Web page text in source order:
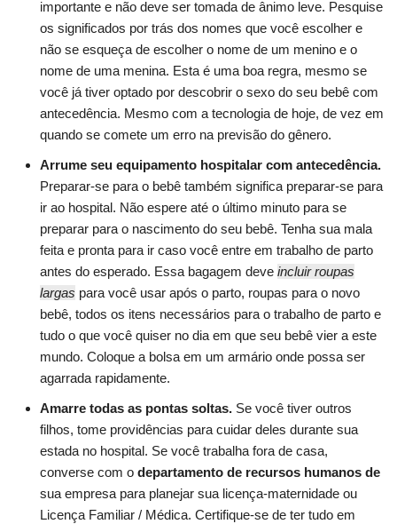
importante e não deve ser tomada de ânimo leve. Pesquise
os significados por trás dos nomes que você escolher e
não se esqueça de escolher o nome de um menino e o
nome de uma menina. Esta é uma boa regra, mesmo se
você já tiver optado por descobrir o sexo do seu bebê com
antecedência. Mesmo com a tecnologia de hoje, de vez em
quando se comete um erro na previsão do gênero.
Arrume seu equipamento hospitalar com antecedência.
Preparar-se para o bebê também significa preparar-se para
ir ao hospital. Não espere até o último minuto para se
preparar para o nascimento do seu bebê. Tenha sua mala
feita e pronta para ir caso você entre em trabalho de parto
antes do esperado. Essa bagagem deve incluir roupas
largas para você usar após o parto, roupas para o novo
bebê, todos os itens necessários para o trabalho de parto e
tudo o que você quiser no dia em que seu bebê vier a este
mundo. Coloque a bolsa em um armário onde possa ser
agarrada rapidamente.
Amarre todas as pontas soltas. Se você tiver outros
filhos, tome providências para cuidar deles durante sua
estada no hospital. Se você trabalha fora de casa,
converse com o departamento de recursos humanos de
sua empresa para planejar sua licença-maternidade ou
Licença Familiar / Médica. Certifique-se de ter tudo em